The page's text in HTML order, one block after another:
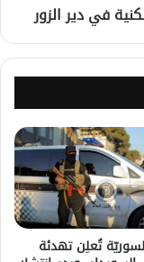
في دير الزور
تُعلِن تهدئة